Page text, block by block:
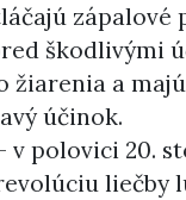
zápalové
škodlivými
žiarenia a
účinok.
v polovici 20.
liečby